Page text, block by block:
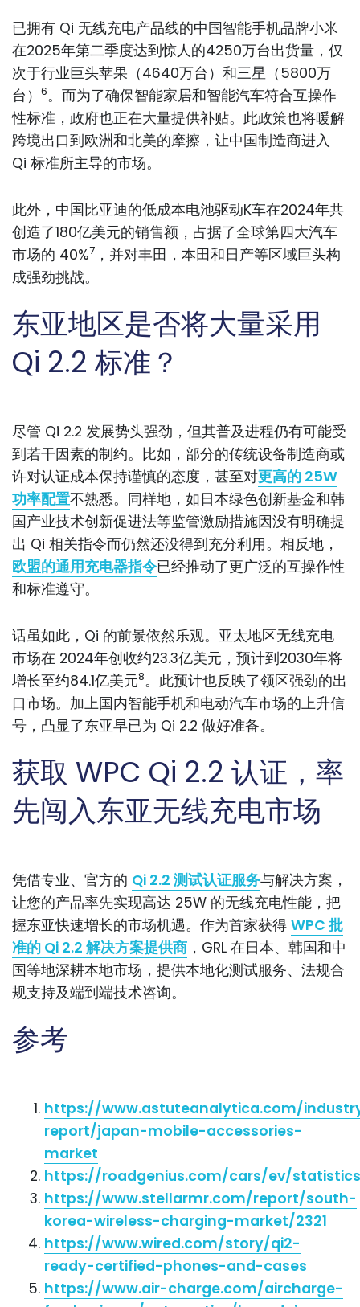
已拥有 Qi 无线充电产品线的中国智能手机品牌小米
在2025年第二季度达到惊人的4250万台出货量，仅
次于行业巨头苹果（4640万台）和三星（5800万
台） 6。而为了确保智能家居和智能汽车符合互操作
性标准，政府也正在大量提供补贴。此政策也将暖解
跨境出口到欧洲和北美的摩擦，让中国制造商进入
Qi 标准所主导的市场。
此外，中国比亚迪的低成本电池驱动K车在2024年共
创造了180亿美元的销售额，占据了全球第四大汽车
市场的 40%7 ，并对丰田，本田和日产等区域巨头构
成强劲挑战。
东亚地区是否将大量采用
Qi 2.2 标准？
尽管 Qi 2.2 发展势头强劲，但其普及进程仍有可能受
到若干因素的制约。比如，部分的传统设备制造商或
许对认证成本保持谨慎的态度，甚至对更高的 25W
功率配置不熟悉。同样地，如日本绿色创新基金和韩
国产业技术创新促进法等监管激励措施因没有明确提
出 Qi 相关指令而仍然还没得到充分利用。相反地，
欧盟的通用充电器指令已经推动了更广泛的互操作性
和标准遵守。
话虽如此，Qi 的前景依然乐观。亚太地区无线充电
市场在 2024年创收约23.3亿美元，预计到2030年将
增长至约84.1亿美元8。此预计也反映了领区强劲的出
口市场。加上国内智能手机和电动汽车市场的上升信
号，凸显了东亚早已为 Qi 2.2 做好准备。
获取 WPC Qi 2.2 认证，率
先闯入东亚无线充电市场
凭借专业、官方的 Qi 2.2 测试认证服务与解决方案，
让您的产品率先实现高达 25W 的无线充电性能，把
握东亚快速增长的市场机遇。作为首家获得 WPC 批
准的 Qi 2.2 解决方案提供商 ，GRL 在日本、韩国和中
国等地深耕本地市场，提供本地化测试服务、法规合
规支持及端到端技术咨询。
参考
https://www.astuteanalytica.com/
report/japan-mobile-accessories-
market
https://roadgenius.com/cars/ev/
https://www.stellarmr.com/report/south-
korea-wireless-charging-market/2321
https://www.wired.com/story/qi2-
ready-certified-phones-and-cases
https://www.air-charge.com/aircharge-